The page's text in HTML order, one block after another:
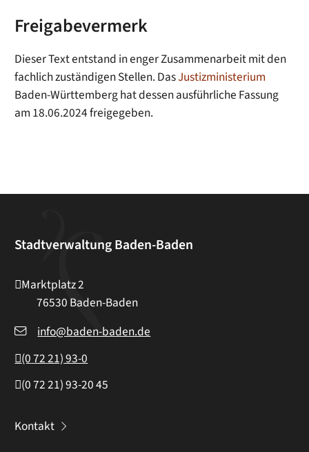
Freigabevermerk
Dieser Text entstand in enger Zusammenarbeit mit den
fachlich zuständigen Stellen. DasJustizministerium
Baden-Württemberg hat dessen ausführliche Fassung
am 18.06.2024 freigegeben.
Stadtverwaltung Baden-Baden
Marktplatz 2
76530 Baden-Baden
info@baden-baden.de
(07221) 93-0
(07221) 93-2045
Kontakt